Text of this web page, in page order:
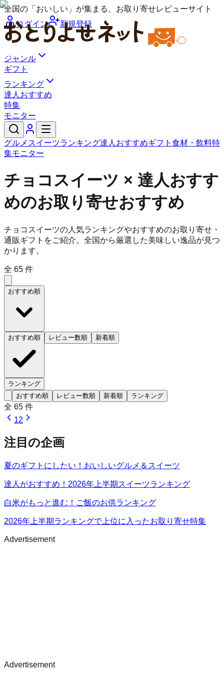
全国の「おいしい」が集まる、お取り寄せレビューサイト
ログイン
新規登録
ジャンル
ギフト
ランキング
達人おすすめ
特集
モニター
グルメ スイーツランキング達人おすすめギフト 食材・飲料特
集モニター
チョコスイーツ × 達人おすす
めのお取り寄せおすすめ
チョコスイーツの人気ランキングやおすすめのお取り寄せ・
通販ギフトをご紹介。全国から厳選した美味しい逸品が見つ
かります。
全 65 件
おすすめ順
おすすめ順 レビュー数順 新着順
ランキング
おすすめ順
レビュー数順 新着順 ランキング
全 65 件
12
注目の企画
夏のギフトにしたい！おいしいグルメ＆スイーツ
達人がおすすめ！2026年上半期スイーツランキング
白米がもっと進む！ご飯のお供ランキング
2026年上半期ランキングで上位に入ったお取り寄せ特集
Advertisement
Advertisement